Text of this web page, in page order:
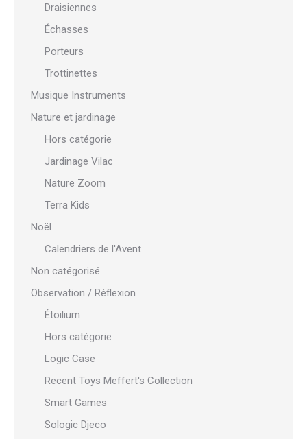
Draisiennes
Échasses
Porteurs
Trottinettes
Musique Instruments
Nature et jardinage
Hors catégorie
Jardinage Vilac
Nature Zoom
Terra Kids
Noël
Calendriers de l'Avent
Non catégorisé
Observation / Réflexion
Étoilium
Hors catégorie
Logic Case
Recent Toys Meffert's Collection
Smart Games
Sologic Djeco